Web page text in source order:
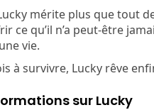
mérite plus que tout
ce qu’il n’a peut-être
vie.
à survivre, Lucky rêve
sur Lucky